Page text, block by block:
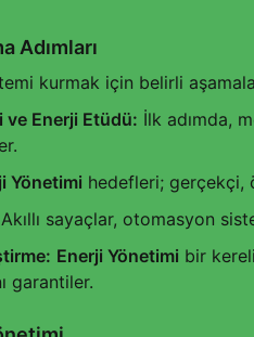
Adımları
kurmak için belirli
Enerji Etüdü: İlk adımda,
Yönetimi hedefleri; gerçekçi,
Akıllı sayaçlar, otomasyon
Enerji Yönetimi bir
garantiler.